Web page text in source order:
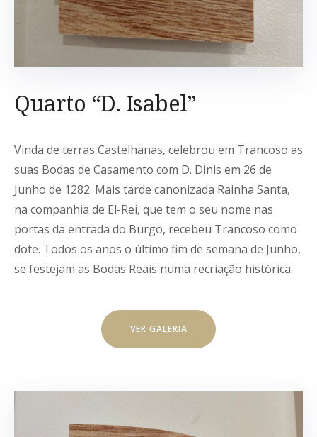
Quarto “D. Isabel”
Vinda de terras Castelhanas, celebrou em Trancoso as
suas Bodas de Casamento com D. Dinis em 26 de
Junho de 1282. Mais tarde canonizada Rainha Santa,
na companhia de El-Rei, que tem o seu nome nas
portas da entrada do Burgo, recebeu Trancoso como
dote. Todos os anos o último fim de semana de Junho,
se festejam as Bodas Reais numa recriação histórica.
VER GALERIA